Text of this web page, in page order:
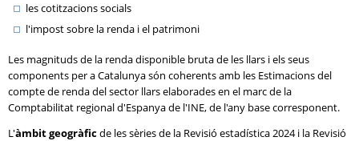
les cotitzacions socials
l'impost sobre la renda i el patrimoni
Les magnituds de la renda disponible bruta de les llars i els seus
components per a Catalunya són coherents amb les Estimacions del
compte de renda del sector llars elaborades en el marc de la
Comptabilitat regional d'Espanya de l'INE, de l'any base corresponent.
L'àmbit geogràficde les sèries de la Revisió estadística 2024 i la Revisió